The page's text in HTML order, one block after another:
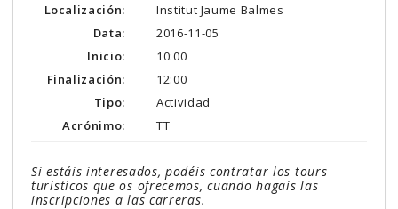
Localización:
Data:
Inicio:
Finalización:
Tipo:
Acrónimo:
Institut Jaume Balmes
2016-11-05
10:00
12:00
Actividad
TT
Si estáis interesados, podéis contratar los tours
turísticos que os ofrecemos, cuando hagaís las
inscripciones a las carreras.